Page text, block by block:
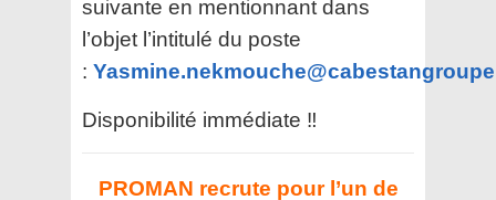
suivante en mentionnant dans
l’objet l’intitulé du poste
:
Disponibilité immédiate ‼️
PROMAN recrute pour l’un de